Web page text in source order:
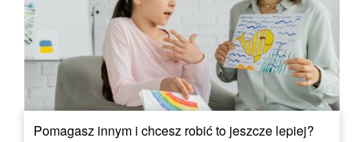
Pomagasz innym i chcesz robić to jeszcze lepiej?